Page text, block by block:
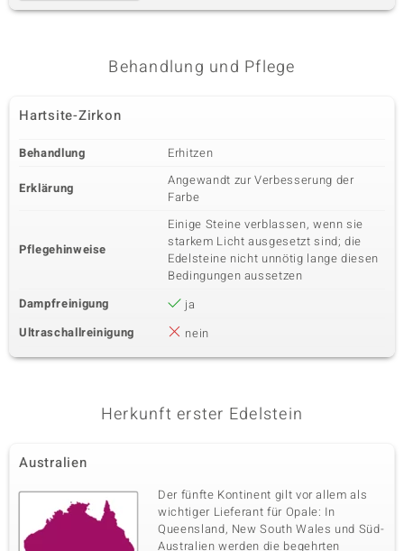
Behandlung und Pflege
Hartsite-Zirkon
Behandlung Erhitzen
Erklärung
Angewandt zur Verbesserung der
Farbe
Pflegehinweise
Einige Steine verblassen, wenn sie
starkem Licht ausgesetzt sind; die
Edelsteine nicht unnötig lange diesen
Bedingungen aussetzen
Dampfreinigung
ja
Ultraschallreinigung
nein
Herkunft erster Edelstein
Australien
Der fünfte Kontinent gilt vor allem als
wichtiger Lieferant für Opale: In
Queensland, New South Wales und Süd-
Australien werden die begehrten